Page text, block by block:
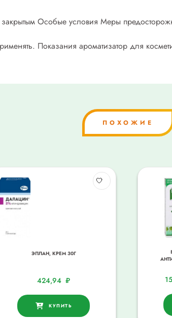
Особые условия Меры
Показания ароматизатор для
ПОХОЖИЕ
ЭПЛАН, КРЕМ 30Г
424,94 ₽
КУПИТЬ